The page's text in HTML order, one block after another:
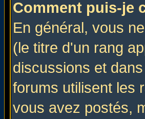
Comment puis-je
En général, vous
(le titre d'un rang
discussions et
forums utilisent les
vous avez postés,